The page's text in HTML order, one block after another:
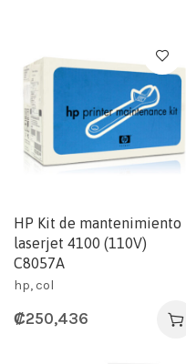
HP Kit de mantenimiento
laserjet 4100 (110V)
C8057A
hp, col
₡250,436